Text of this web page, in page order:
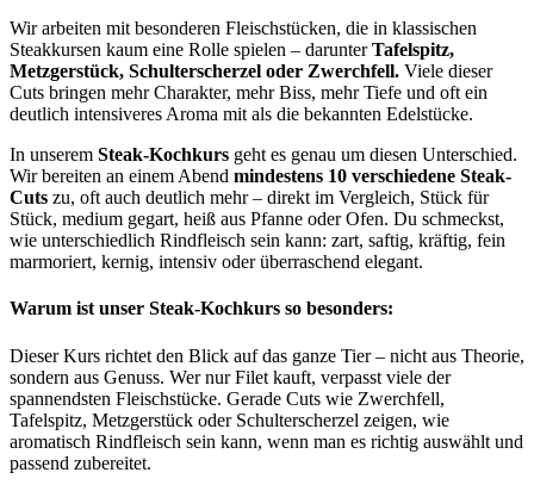
Wir arbeiten mit besonderen Fleischstücken, die in klassischen
Steakkursen kaum eine Rolle spielen – darunterTafelspitz,
Metzgerstück, Schulterscherzel oder Zwerchfell. Viele dieser
Cuts bringen mehr Charakter, mehr Biss, mehr Tiefe und oft ein
deutlich intensiveres Aroma mit als die bekannten Edelstücke.
In unserem Steak-Kochkurs geht es genau um diesen Unterschied.
Wir bereiten an einem Abend mindestens 10 verschiedene Steak-
Cuts zu, oft auch deutlich mehr – direkt im Vergleich, Stück für
Stück, medium gegart, heiß aus Pfanne oder Ofen. Du schmeckst,
wie unterschiedlich Rindfleisch sein kann: zart, saftig, kräftig, fein
marmoriert, kernig, intensiv oder überraschend elegant.
Warum ist unser Steak-Kochkurs so besonders:
Dieser Kurs richtet den Blick auf das ganze Tier – nicht aus Theorie,
sondern aus Genuss. Wer nur Filet kauft, verpasst viele der
spannendsten Fleischstücke. Gerade Cuts wie Zwerchfell,
Tafelspitz, Metzgerstück oder Schulterscherzel zeigen, wie
aromatisch Rindfleisch sein kann, wenn man es richtig auswählt und
passend zubereitet.